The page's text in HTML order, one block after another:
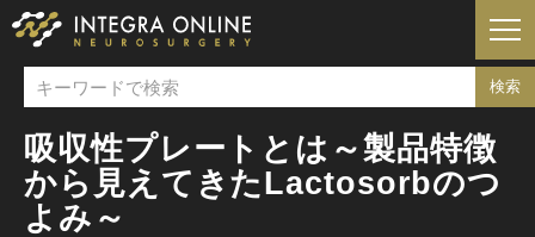
吸収性プレートとは～製品特徴
から見えてきたLactosorbのつ
よみ～